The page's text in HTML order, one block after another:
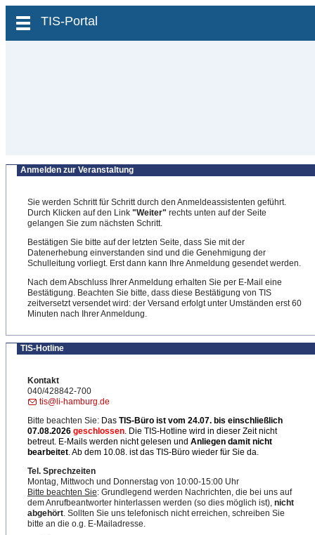
zum Inhalt wechseln
TIS-Portal
Anmelden zur Veranstaltung
Sie werden Schritt für Schritt durch den Anmeldeassistenten geführt.
Durch Klicken auf den Link "Weiter" rechts unten auf der Seite
gelangen Sie zum nächsten Schritt.
Bestätigen Sie bitte auf der letzten Seite, dass Sie mit der
Datenerhebung einverstanden sind und die Genehmigung der
Schulleitung vorliegt. Erst dann kann Ihre Anmeldung gesendet werden.
Nach dem Abschluss Ihrer Anmeldung erhalten Sie per E-Mail eine
Bestätigung. Beachten Sie bitte, dass diese Bestätigung von TIS
zeitversetzt versendet wird: der Versand erfolgt unter Umständen erst 60
Minuten nach Ihrer Anmeldung.
TIS-Hotline
Kontakt
040/428842-700
tis@li-hamburg.de
Bitte beachten Sie: Das TIS-Büro ist vom 24.07. bis einschließlich
07.08.2026 geschlossen. Die TIS-Hotline wird in dieser Zeit nicht
betreut. E-Mails werden nicht gelesen und Anliegen damit nicht
bearbeitet. Ab dem 10.08. ist das TIS-Büro wieder für Sie da.
Tel. Sprechzeiten
Montag, Mittwoch und Donnerstag von 10:00-15:00 Uhr
Bitte beachten Sie: Grundlegend werden Nachrichten, die bei uns auf
dem Anrufbeantworter hinterlassen werden (so dies möglich ist), nicht
abgehört. Sollten Sie uns telefonisch nicht erreichen, schreiben Sie
bitte an die o.g. E-Mailadresse.